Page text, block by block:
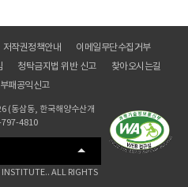
저작권정책안내
이메일무단수집거부
청탁금지법 위반 신고
찾아오시는길
패공익신고
(동삼동, 한국해양수산개
797-4810
ALL RIGHTS